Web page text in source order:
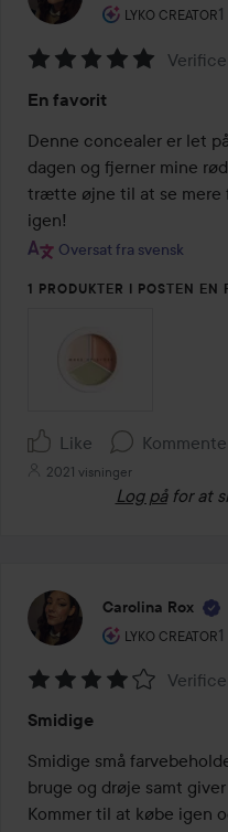
LYKO CREATOR
Brugerens rolle:
5
ud
af
5
En favorit
Denne concealer er let
dagen og fjerner mine
trætte øjne til at se mere
igen!
Oversat fra svensk
1 PRODUKTER I POSTEN EN
Like
2021 visninger
Log på for at
Carolina Rox
LYKO CREATOR
Brugerens rolle:
4
ud
af
5
Smidige
Smidige små
bruge og drøje samt
Kommer til at købe igen